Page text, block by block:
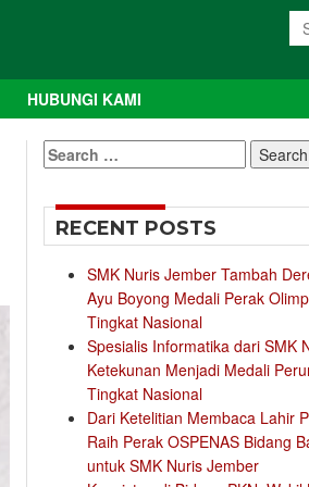
HUBUNGI KAMI
Search
for:
RECENT POSTS
SMK Nuris Jember Tambah
Ayu Boyong Medali Perak
Tingkat Nasional
Spesialis Informatika dari SMK
Ketekunan Menjadi Medali
Tingkat Nasional
Dari Ketelitian Membaca Lahir
Raih Perak OSPENAS Bidang
untuk SMK Nuris Jember